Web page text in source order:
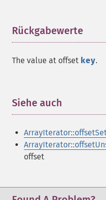
Rückgabewerte
The value at offset key.
Siehe auch
offset